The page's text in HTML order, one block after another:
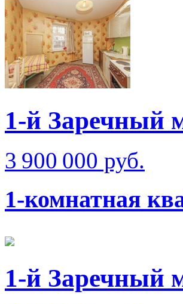
1-й Заречный
3 900 000 руб.
1-комнатная
1-й Заречный